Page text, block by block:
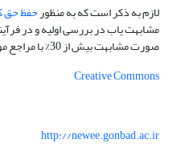
لازم به ذکر است که به منظورحفظ حق
مشابهت یاب در بررسی اولیه و در
صورت مشابهت بیش از 30% با مراجع موجود قبلی، مقاله رد خواهد شد.
Creative Commons
http://newee.gonbad.ac.ir